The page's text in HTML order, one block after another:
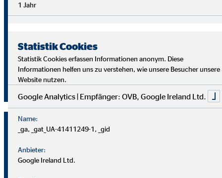
Überblick im Arbeitsalltag sowie analytische Fähigkeiten,
um die Ziele deiner Kundinnen richtig zu verstehen und
Starte auch du als OVB Finanzberater*in durch!
Jetzt klicken und bewerben!
1 Jahr
Statistik Cookies
Statistik Cookies erfassen Informationen anonym. Diese
Informationen helfen uns zu verstehen, wie unsere Besucher unsere
Website nutzen.
Google Analytics | Empfänger: OVB, Google Ireland Ltd.
Name:
_ga, _gat_UA-41411249-1, _gid
Anbieter:
Google Ireland Ltd.